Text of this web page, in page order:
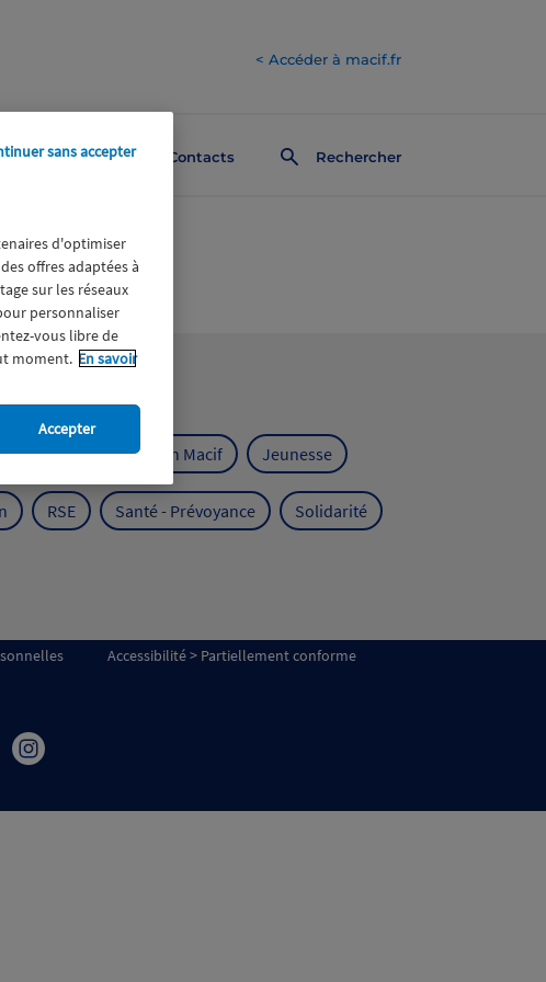
< Accéder à macif.fr
Contacts Rechercher
clients Fondation Macif Jeunesse
RSE Santé - Prévoyance Solidarité
Accessibilité > Partiellement conforme
d'optimiser
offres adaptées à
sur les réseaux
personnaliser
vous libre de
moment. En savoir
sans accepter
Accepter